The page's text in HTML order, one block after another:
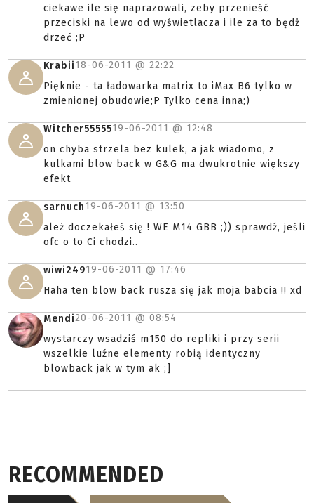
ciekawe ile się naprazowali, zeby przenieść
przeciski na lewo od wyświetlacza i ile za to będż
drzeć ;P
Krabii18-06-2011 @ 22:22
Pięknie - ta ładowarka matrix to iMax B6 tylko w
zmienionej obudowie;P Tylko cena inna;)
Witcher5555519-06-2011 @ 12:48
on chyba strzela bez kulek, a jak wiadomo, z
kulkami blow back w G&G ma dwukrotnie większy
efekt
sarnuch19-06-2011 @ 13:50
ależ doczekałeś się ! WE M14 GBB ;)) sprawdź, jeśli
ofc o to Ci chodzi..
wiwi24919-06-2011 @ 17:46
Haha ten blow back rusza się jak moja babcia !! xd
Mendi20-06-2011 @ 08:54
wystarczy wsadziś m150 do repliki i przy serii
wszelkie luźne elementy robią identyczny
blowback jak w tym ak ;]
RECOMMENDED